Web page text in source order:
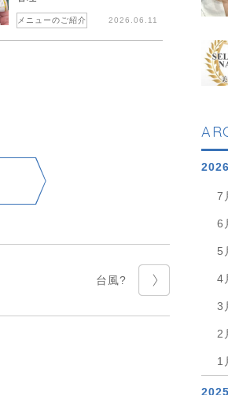
メニューのご紹介 2026.06.11
台風?
2026
7
6
5
4
3
2
1
2025